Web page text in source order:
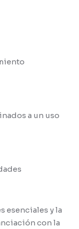
a un uso
esenciales y la
con la